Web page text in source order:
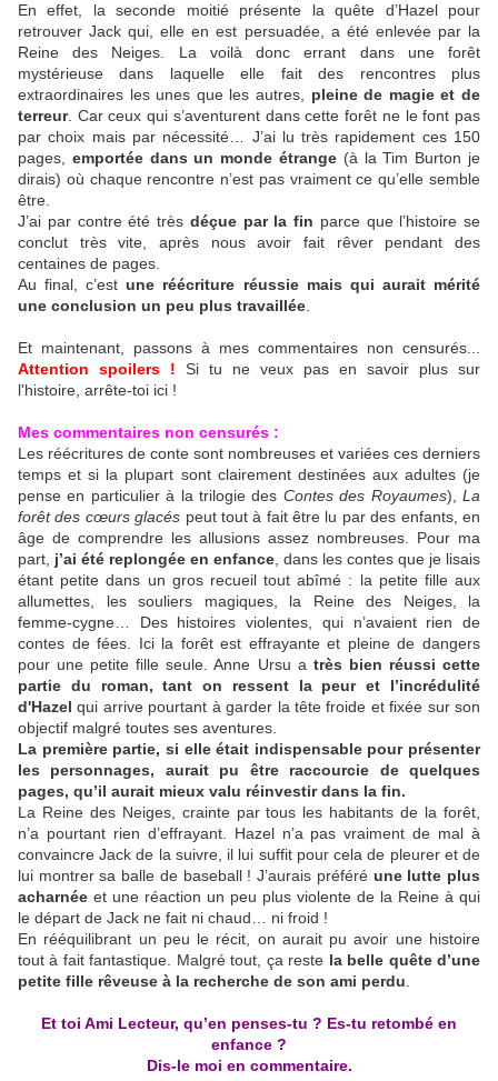
En effet, la seconde moitié présente la quête d’Hazel pour
retrouver Jack qui, elle en est persuadée, a été enlevée par la
Reine des Neiges. La voilà donc errant dans une forêt
mystérieuse dans laquelle elle fait des rencontres plus
extraordinaires les unes que les autres, pleine de magie et de
terreur. Car ceux qui s’aventurent dans cette forêt ne le font pas
par choix mais par nécessité… J’ai lu très rapidement ces 150
pages, emportée dans un monde étrange (à la Tim Burton je
dirais) où chaque rencontre n’est pas vraiment ce qu’elle semble
être.
J’ai par contre été très déçue par la fin parce que l’histoire se
conclut très vite, après nous avoir fait rêver pendant des
centaines de pages.
Au final, c’estune réécriture réussie mais qui aurait mérité
une conclusion un peu plus travaillée
Et maintenant, passons à mes commentaires non censurés...
Attention spoilers ! Si tu ne veux pas en savoir plus sur
l'histoire, arrête-toi ici !
Mes commentaires non censurés :
Les réécritures de conte sont nombreuses et variées ces derniers
temps et si la plupart sont clairement destinées aux adultes (je
pense en particulier à la trilogie des Contes des Royaumes),La
forêt des cœurs glacés peut tout à fait être lu par des enfants, en
âge de comprendre les allusions assez nombreuses. Pour ma
part, j’ai été replongée en enfance , dans les contes que je lisais
étant petite dans un gros recueil tout abîmé : la petite fille aux
allumettes, les souliers magiques, la Reine des Neiges, la
femme-cygne… Des histoires violentes, qui n’avaient rien de
contes de fées. Ici la forêt est effrayante et pleine de dangers
pour une petite fille seule. Anne Ursu a très bien réussi cette
partie du roman, tant on ressent la peur et l’incrédulité
d'Hazel qui arrive pourtant à garder la tête froide et fixée sur son
objectif malgré toutes ses aventures.
La première partie, si elle était indispensable pour présenter
les personnages, aurait pu être raccourcie de quelques
pages, qu’il aurait mieux valu réinvestir dans la fin.
La Reine des Neiges, crainte par tous les habitants de la forêt,
n’a pourtant rien d’effrayant. Hazel n’a pas vraiment de mal à
convaincre Jack de la suivre, il lui suffit pour cela de pleurer et de
lui montrer sa balle de baseball ! J’aurais préféré une lutte plus
acharnée et une réaction un peu plus violente de la Reine à qui
le départ de Jack ne fait ni chaud… ni froid !
En rééquilibrant un peu le récit, on aurait pu avoir une histoire
tout à fait fantastique. Malgré tout, ça reste la belle quête d’une
petite fille rêveuse à la recherche de son ami perdu
Et toi Ami Lecteur, qu’en penses-tu ? Es-tu retombé en
enfance ?
Dis-le moi en commentaire.